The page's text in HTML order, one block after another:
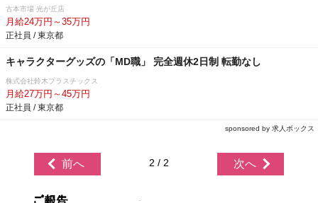
古本市場 光が丘店
月給24万円～35万円
正社員 / 東京都
キャラクターグッズの「MD職」 完全週休2日制 転勤なし
株式会社鈴木プラスチックス
月給27万円～45万円
正社員 / 東京都
sponsored by 求人ボックス
前へ 2 / 2 次へ